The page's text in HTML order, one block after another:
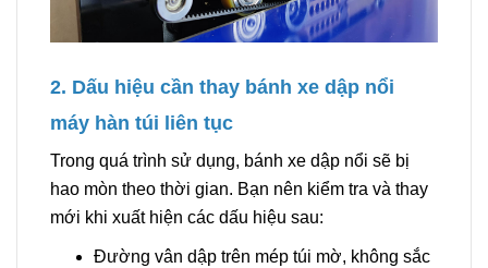
2. Dấu hiệu cần thay bánh xe dập nổi
máy hàn túi liên tục
Trong quá trình sử dụng, bánh xe dập nổi sẽ bị
hao mòn theo thời gian. Bạn nên kiểm tra và thay
mới khi xuất hiện các dấu hiệu sau:
Đường vân dập trên mép túi mờ, không sắc